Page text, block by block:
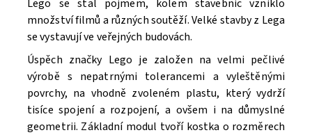
Lego se stal pojmem, kolem stavebnic vzniklo
množství filmů a různých soutěží. Velké stavby z Lega
se vystavují ve veřejných budovách.
Úspěch značky Lego je založen na velmi pečlivé
výrobě s nepatrnými tolerancemi a vyleštěnými
povrchy, na vhodně zvoleném plastu, který vydrží
tisíce spojení a rozpojení, a ovšem i na důmyslné
geometrii. Základní modul tvoří kostka o rozměrech